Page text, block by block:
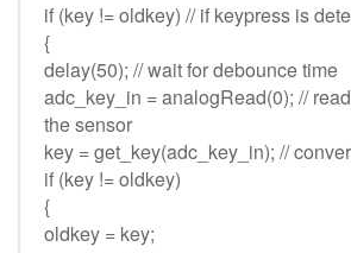
if (key != oldkey) // if keypress is
{
delay(50); // wait for debounce time
adc_key_in = analogRead(0); //
the sensor
key = get_key(adc_key_in); //
if (key != oldkey)
{
oldkey = key;